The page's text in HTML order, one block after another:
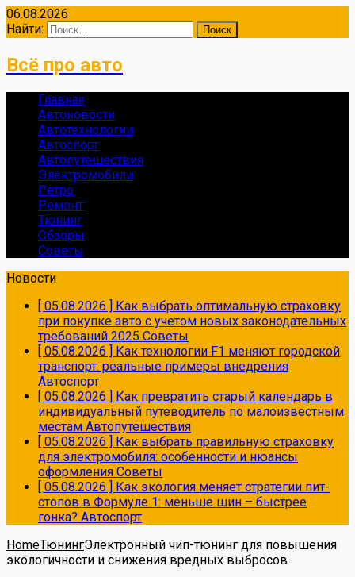
06.08.2026
Найти:
Всё про авто
Главная
Автоновости
Автотехнологии
Автоспорт
Автопутешествия
Электромобили
Ретро
Ремонт
Тюнинг
Обзоры
Советы
Новости
[ 05.08.2026 ] Как выбрать оптимальную страховку
при покупке авто с учетом новых законодательных
требований 2025 Советы
[ 05.08.2026 ] Как технологии F1 меняют городской
транспорт: реальные примеры внедрения
Автоспорт
[ 05.08.2026 ] Как превратить старый календарь в
индивидуальный путеводитель по малоизвестным
местам Автопутешествия
[ 05.08.2026 ] Как выбрать правильную страховку
для электромобиля: особенности и нюансы
оформления Советы
[ 05.08.2026 ] Как экология меняет стратегии пит-
стопов в Формуле 1: меньше шин – быстрее
гонка? Автоспорт
HomeТюнингЭлектронный чип-тюнинг для повышения
экологичности и снижения вредных выбросов